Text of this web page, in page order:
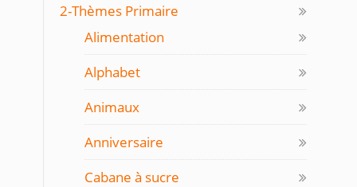
2-Thèmes Primaire
Alimentation
Alphabet
Animaux
Anniversaire
Cabane à sucre